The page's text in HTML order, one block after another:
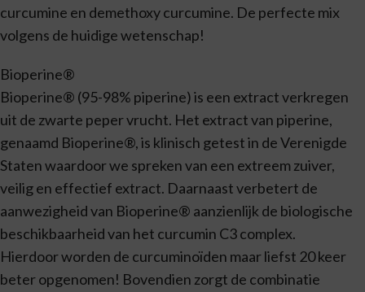
curcumine en demethoxy curcumine. De perfecte mix
volgens de huidige wetenschap!
Bioperine®
Bioperine® (95-98% piperine) is een extract verkregen
uit de zwarte peper vrucht. Het extract van piperine,
genaamd Bioperine®, is klinisch getest in de Verenigde
Staten waardoor we spreken van een extreem zuiver,
veilig en effectief extract. Daarnaast verbetert de
aanwezigheid van Bioperine® aanzienlijk de biologische
beschikbaarheid van het curcumin C3 complex.
Hierdoor worden de curcuminoïden maar liefst 20 keer
beter opgenomen! Bovendien zorgt de combinatie